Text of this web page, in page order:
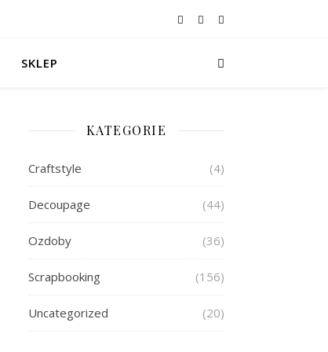
SKLEP
KATEGORIE
Craftstyle (4)
Decoupage (44)
Ozdoby (36)
Scrapbooking (156)
Uncategorized (20)